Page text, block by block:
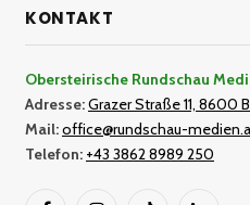
KONTAKT
Obersteirische Rundschau
Adresse:Grazer Straße 11, 8600
Mail:office@rundschau-
Telefon: +43 3862 8989 250